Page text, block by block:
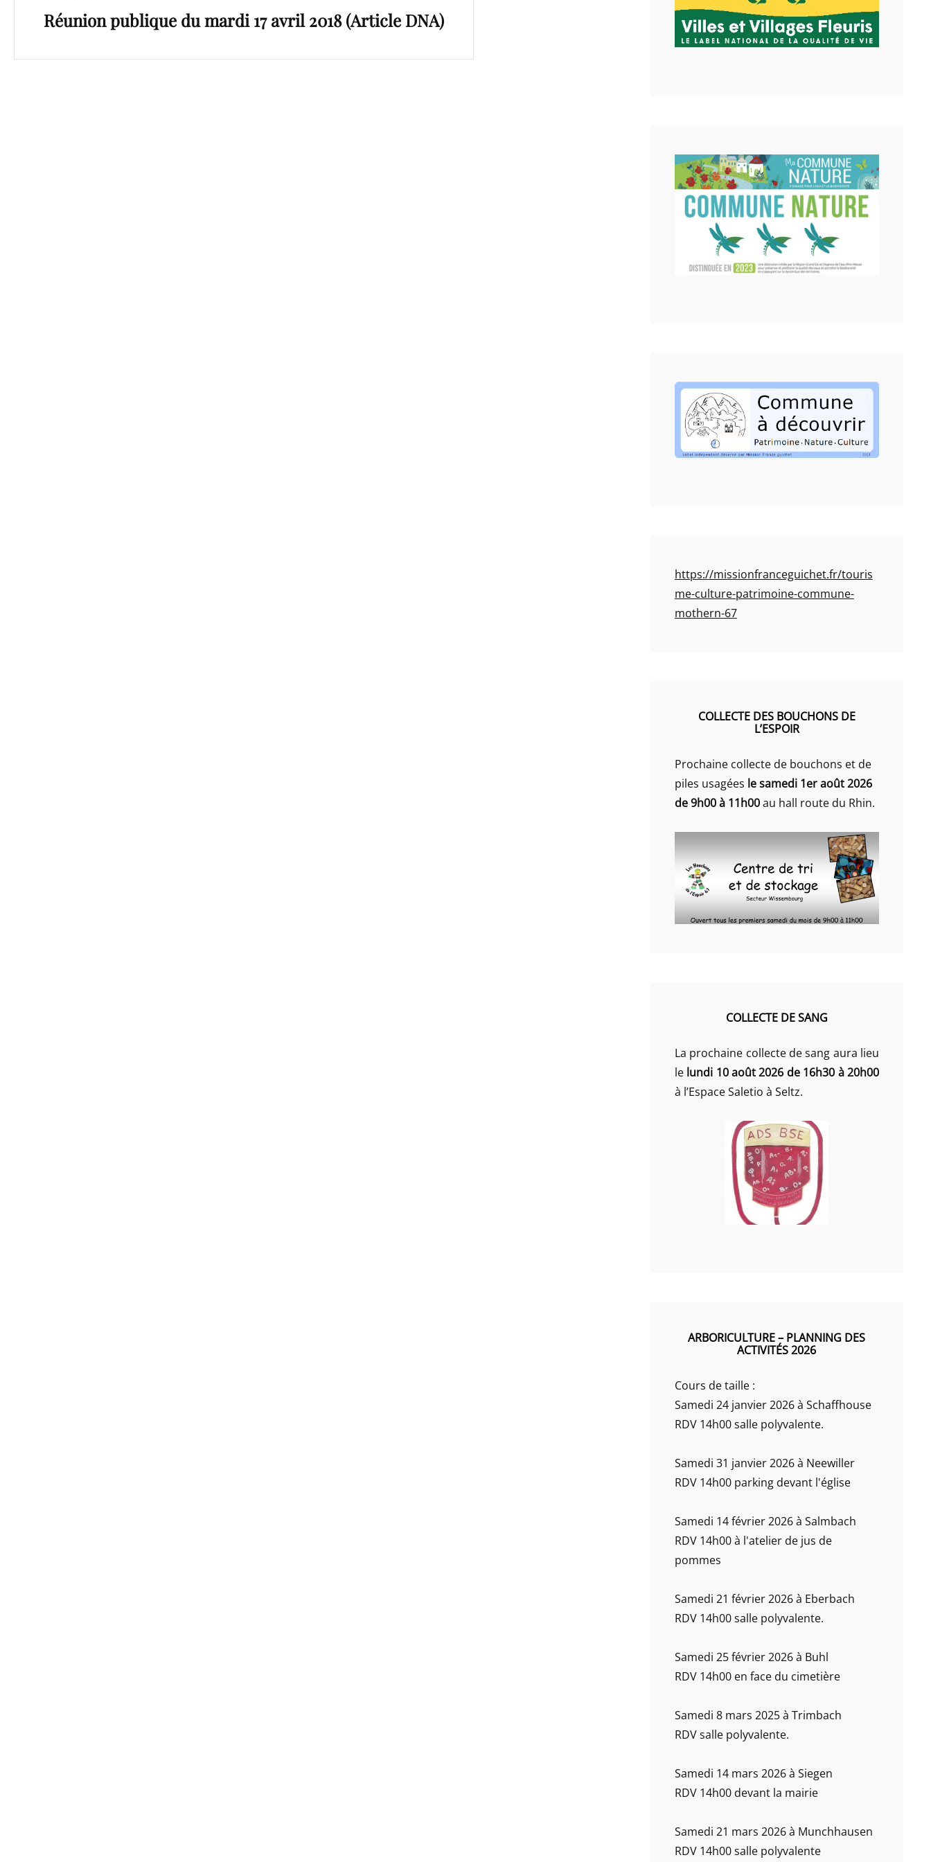
l’article
Post
Réunion publique du mardi 17 avril 2018 (Article DNA)
https://missionfranceguichet.fr/touris
me-culture-patrimoine-commune-
mothern-67
COLLECTE DES BOUCHONS DE
L’ESPOIR
Prochaine collecte de bouchons et de
piles usagées le samedi 1er août 2026
de 9h00 à 11h00au hall route du Rhin.
COLLECTE DE SANG
La prochaine collecte de sang aura lieu
le lundi 10 août 2026 de 16h30 à 20h00
à l’Espace Saletio à Seltz.
ARBORICULTURE – PLANNING DES
ACTIVITÉS 2026
Cours de taille :
Samedi 24 janvier 2026 à Schaffhouse
RDV 14h00 salle polyvalente.
Samedi 31 janvier 2026 à Neewiller
RDV 14h00 parking devant l'église
Samedi 14 février 2026 à Salmbach
RDV 14h00 à l'atelier de jus de
pommes
Samedi 21 février 2026 à Eberbach
RDV 14h00 salle polyvalente.
Samedi 25 février 2026 à Buhl
RDV 14h00 en face du cimetière
Samedi 8 mars 2025 à Trimbach
RDV salle polyvalente.
Samedi 14 mars 2026 à Siegen
RDV 14h00 devant la mairie
Samedi 21 mars 2026 à Munchhausen
RDV 14h00 salle polyvalente